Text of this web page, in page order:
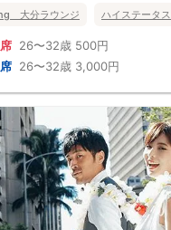
大分ラウンジ ハイステータス
26〜32歳 500円
26〜32歳 3,000円